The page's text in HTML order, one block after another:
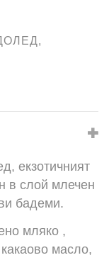
,
екзотичният
в слой млечен
бадеми.
мляко ,
масло,